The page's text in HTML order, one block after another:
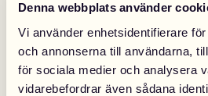
Denna webbplats använder
Vi använder enhetsidentifierare
och annonserna till användarna,
för sociala medier och analysera
vidarebefordrar även sådana
Sweden
/SEK